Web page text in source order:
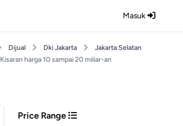
Masuk
Dijual Dki Jakarta
Jakarta Selatan
Kisaran harga 10 sampai 20 miliar-an
Price Range